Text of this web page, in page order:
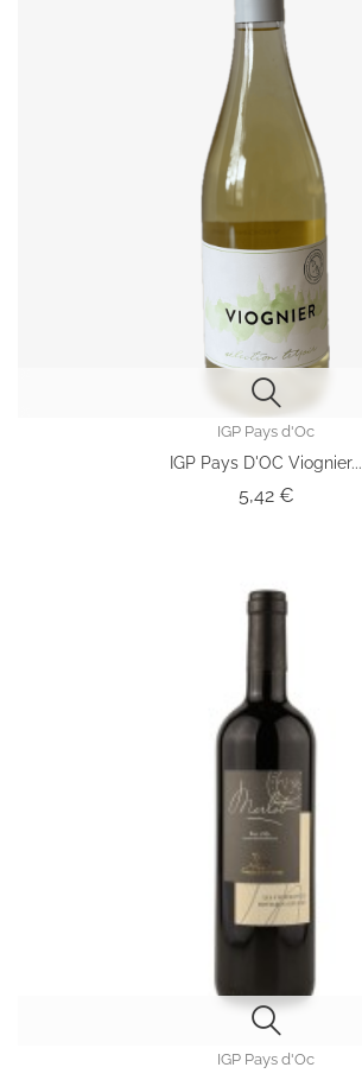
IGP Pays d'Oc
IGP Pays D'OC Viognier...
5,42 €Prix
IGP Pays d'Oc